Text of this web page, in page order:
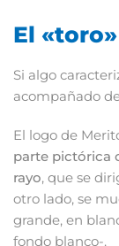
El
Si algo
acompañado
El logo de
parte pictórica
rayo, que se
otro lado, se
grande, en
fondo blanco-.